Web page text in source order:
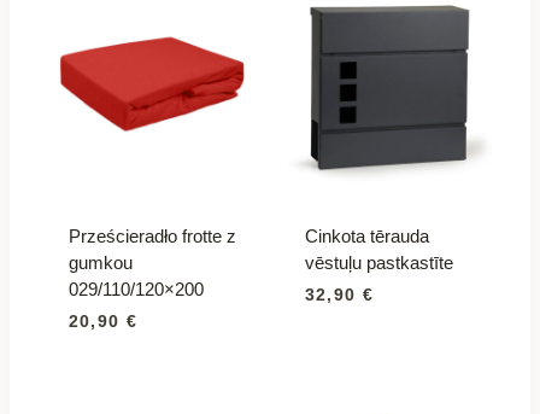
Prześcieradło frotte z
gumkou
029/110/120×200
20,90 €
Cinkota tērauda
vēstuļu pastkastīte
32,90 €